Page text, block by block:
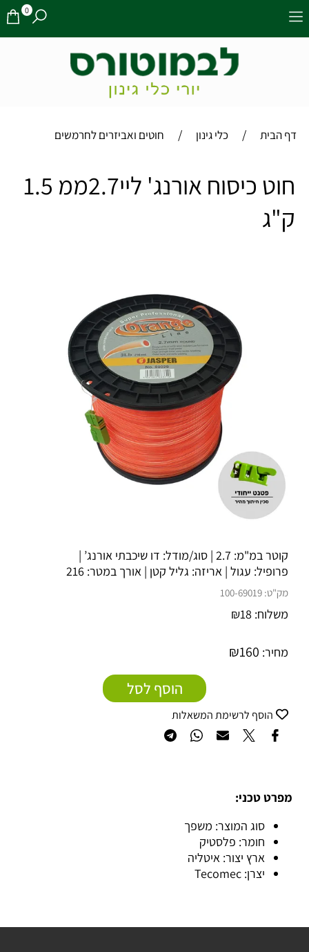
0
דף הבית / כלי גינון / חוטים ואביזרים לחרמשים
חוט כיסוח אורנג' ליי2.7ממ 1.5
ק"ג
קוטר במ"מ: 2.7 | סוג/מודל: דו שיכבתי אורנג’ |
פרופיל: עגול | אריזה: גליל קטן | אורך במטר: 216
מק"ט: 100-69019
משלוח: ₪18
מחיר: ₪160
הוסף לסל
הוסף לרשימת המשאלות
מפרט טכני:
סוג המוצר: משפך
חומר: פלסטיק
ארץ יצור: איטליה
יצרן: Tecomec